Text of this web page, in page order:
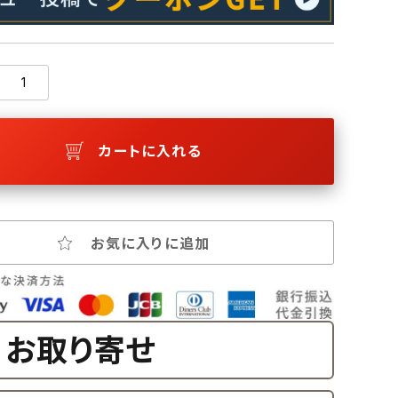
カートに入れる
お気に入りに追加
お取り寄せ